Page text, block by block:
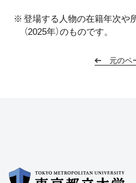
登場する人物の在籍年次や
（2025年）のものです。
元のペ